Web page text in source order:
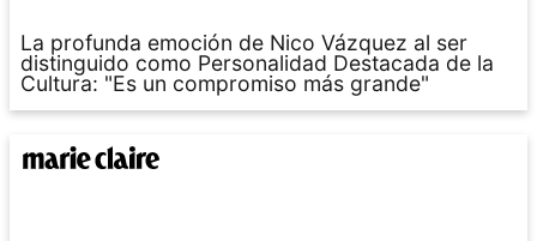
La profunda emoción de Nico Vázquez al ser
distinguido como Personalidad Destacada de la
Cultura: "Es un compromiso más grande"